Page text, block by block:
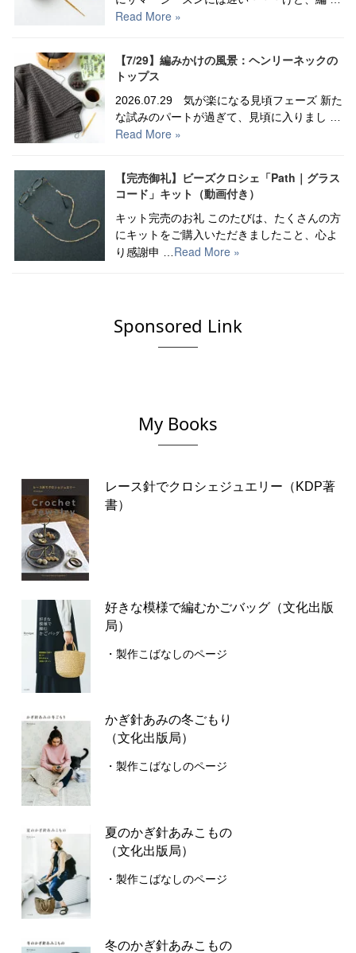
Read More »
【7/29】編みかけの風景：ヘンリーネックの
トップス
2026.07.29 気が楽になる見頃フェーズ 新た
な試みのパートが過ぎて、見頃に入りまし …
Read More »
【完売御礼】ビーズクロシェ「Path｜グラス
コード」キット（動画付き）
キット完売のお礼 このたびは、たくさんの方
にキットをご購入いただきましたこと、心よ
り感謝申 … Read More »
Sponsored Link
My Books
レース針でクロシェジュエリー（KDP著
書）
好きな模様で編むかごバッグ（文化出版
局）
・製作こばなしのページ
かぎ針あみの冬ごもり
（文化出版局）
・製作こばなしのページ
夏のかぎ針あみこもの
（文化出版局）
・製作こばなしのページ
冬のかぎ針あみこもの